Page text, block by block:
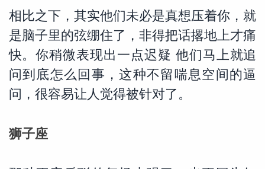
相比之下，其实他们未必是真想压着你，就
是脑子里的弦绷住了，非得把话撂地上才痛
快。你稍微表现出一点迟疑 他们马上就追
问到底怎么回事，这种不留喘息空间的逼
问，很容易让人觉得被针对了。
狮子座